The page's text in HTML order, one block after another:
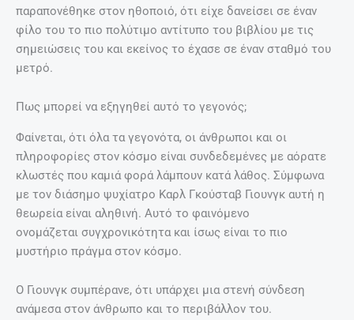
παραπονέθηκε στον ηθοποιό, ότι είχε δανείσει σε έναν
φίλο του το πιο πολύτιμο αντίτυπο του βιβλίου με τις
σημειώσεις του και εκείνος το έχασε σε έναν σταθμό του
μετρό.
Πως μπορεί να εξηγηθεί αυτό το γεγονός;
Φαίνεται, ότι όλα τα γεγονότα, οι άνθρωποι και οι
πληροφορίες στον κόσμο είναι συνδεδεμένες με αόρατε
κλωστές που καμιά φορά λάμπουν κατά λάθος. Σύμφωνα
με τον διάσημο ψυχίατρο Καρλ Γκούσταβ Γιουνγκ αυτή η
θεωρεία είναι αληθινή. Αυτό το φαινόμενο
ονομάζεται συγχρονικότητα και ίσως είναι το πιο
μυστήριο πράγμα στον κόσμο.
Ο Γιουνγκ συμπέρανε, ότι υπάρχει μια στενή σύνδεση
ανάμεσα στον άνθρωπο και το περιβάλλον του.